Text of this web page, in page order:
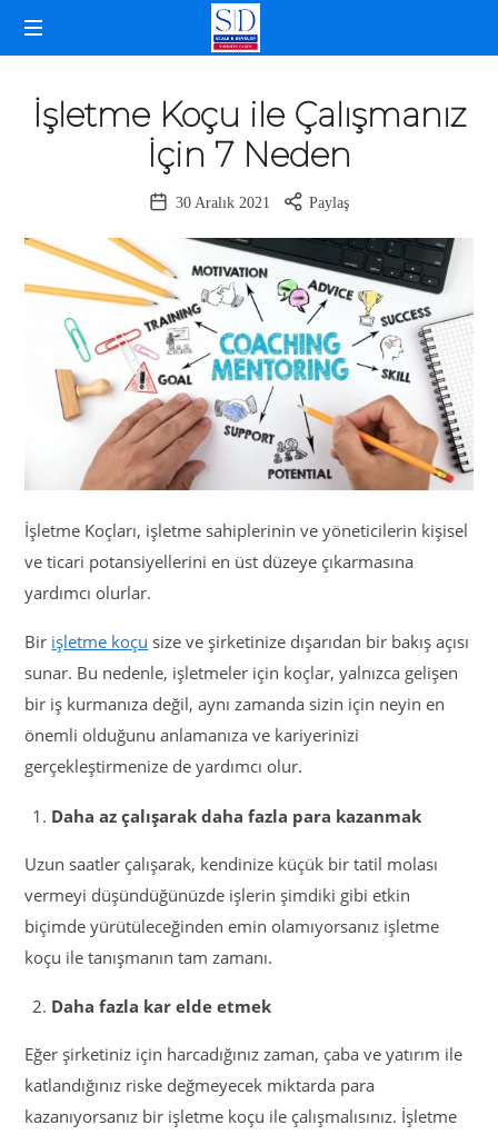
KOÇLUĞU
İşletme Koçu ile Çalışmanız
İçin 7 Neden
30 Aralık 2021 Paylaş
İşletme Koçları, işletme sahiplerinin ve yöneticilerin kişisel
ve ticari potansiyellerini en üst düzeye çıkarmasına
yardımcı olurlar.
Bir işletme koçu size ve şirketinize dışarıdan bir bakış açısı
sunar. Bu nedenle, işletmeler için koçlar, yalnızca gelişen
bir iş kurmanıza değil, aynı zamanda sizin için neyin en
önemli olduğunu anlamanıza ve kariyerinizi
gerçekleştirmenize de yardımcı olur.
Daha az çalışarak daha fazla para kazanmak
Uzun saatler çalışarak, kendinize küçük bir tatil molası
vermeyi düşündüğünüzde işlerin şimdiki gibi etkin
biçimde yürütüleceğinden emin olamıyorsanız işletme
koçu ile tanışmanın tam zamanı.
Daha fazla kar elde etmek
Eğer şirketiniz için harcadığınız zaman, çaba ve yatırım ile
katlandığınız riske değmeyecek miktarda para
kazanıyorsanız bir işletme koçu ile çalışmalısınız. İşletme